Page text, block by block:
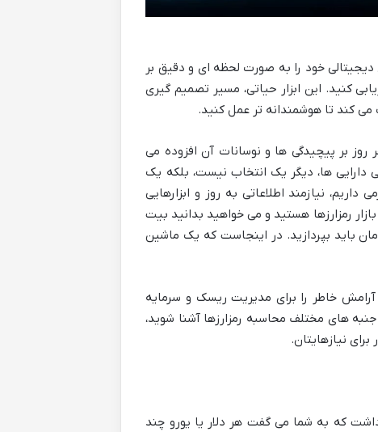
خود را به صورت لحظه ای و دقیق بر
کنید. این ابزار حیاتی، مسیر تصمیم گیری
می کند تا هوشمندانه تر عمل کنید.
بر پیچیدگی ها و نوسانات آن افزوده می
ها، دیگر یک انتخاب نیست، بلکه یک
نیازمند اطلاعاتی به روز و ابزارهایی
رمزارزها هستید و می خواهید بدانید بیت
باید بپردازید. در اینجاست که یک ماشین
آرامش خاطر را برای مدیریت ریسک و سرمایه
های مختلف محاسبه رمزارزها آشنا شوید،
نیازهایتان.
که به شما می گفت هر دلار یا یورو چند